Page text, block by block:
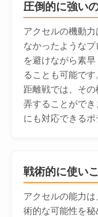
圧倒的に強い
アクセルの機動
なかったような
を避けながら素
ることも可能で
距離戦では、そ
弄することがで
にも対応できるポ
戦術的に使い
アクセルの能力
術的な可能性を